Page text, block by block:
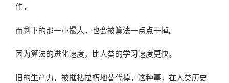
作。
而剩下的那一小撮人，也会被算法一点点干掉。
因为算法的进化速度，比人类的学习速度更快。
旧的生产力，被摧枯拉朽地替代掉。这种事，在人类历史